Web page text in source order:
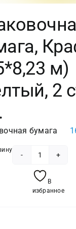
м)
2
бумага
товара
В
избранное